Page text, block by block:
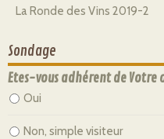
La Ronde des Vins 2019-2
Sondage
Etes-vous adhérent de Votre
Oui
Non, simple visiteur